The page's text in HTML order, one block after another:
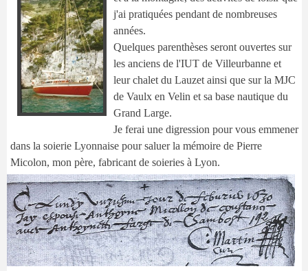
j'ai pratiquées pendant de nombreuses
années.
Quelques parenthèses seront ouvertes sur
les anciens de l'IUT de Villeurbanne et
leur chalet du Lauzet ainsi que sur la MJC
de Vaulx en Velin et sa base nautique du
Grand Large.
Je ferai une digression pour vous emmener
dans la soierie Lyonnaise pour saluer la mémoire de Pierre
Micolon, mon père, fabricant de soieries à Lyon.